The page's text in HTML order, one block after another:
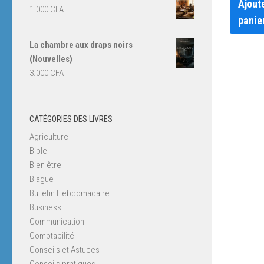
1.000 CFA
La chambre aux draps noirs
(Nouvelles)
3.000 CFA
CATÉGORIES DES LIVRES
Agriculture
Bible
Bien être
Blague
Bulletin Hebdomadaire
Business
Communication
Comptabilité
Conseils et Astuces